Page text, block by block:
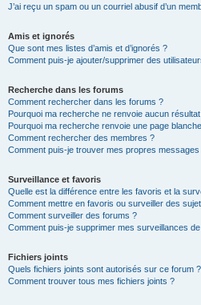
J’ai reçu un spam ou un courriel abusif d’un
Amis et ignorés
Que sont mes listes d’amis et d’ignorés ?
Comment puis-je ajouter/supprimer des
Recherche dans les forums
Comment rechercher dans les forums ?
Pourquoi ma recherche ne renvoie aucun
Pourquoi ma recherche renvoie une page
Comment rechercher des membres ?
Comment puis-je trouver mes propres
Surveillance et favoris
Quelle est la différence entre les favoris et la
Comment mettre en favoris ou surveiller des
Comment surveiller des forums ?
Comment puis-je supprimer mes surveillances
Fichiers joints
Quels fichiers joints sont autorisés sur ce forum ?
Comment trouver tous mes fichiers joints ?